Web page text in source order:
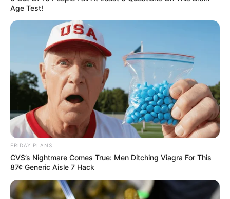
FAÇA O SEU COMENTÁRIO AQUI!
FALE CONOSCO
Mensagem*
Age Test!
FRIDAY PLANS
CVS’s Nightmare Comes True: Men Ditching Viagra For This
87¢ Generic Aisle 7 Hack